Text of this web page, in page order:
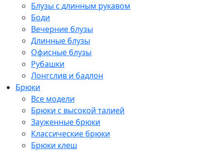
Блузы с длинным рукавом
Боди
Вечерние блузы
Длинные блузы
Офисные блузы
Рубашки
Лонгслив и бадлон
Брюки
Все модели
Брюки с высокой талией
Зауженные брюки
Классические брюки
Брюки клеш